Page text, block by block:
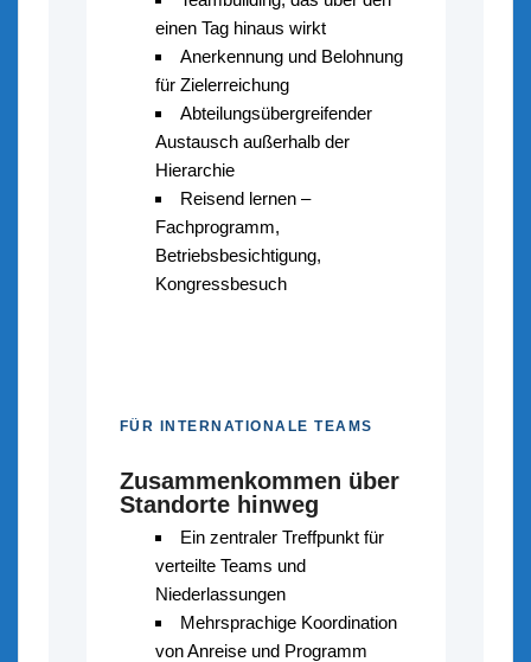
einen Tag hinaus wirkt
Anerkennung und Belohnung
für Zielerreichung
Abteilungsübergreifender
Austausch außerhalb der
Hierarchie
Reisend lernen –
Fachprogramm,
Betriebsbesichtigung,
Kongressbesuch
FÜR INTERNATIONALE TEAMS
Zusammenkommen über
Standorte hinweg
Ein zentraler Treffpunkt für
verteilte Teams und
Niederlassungen
Mehrsprachige Koordination
von Anreise und Programm